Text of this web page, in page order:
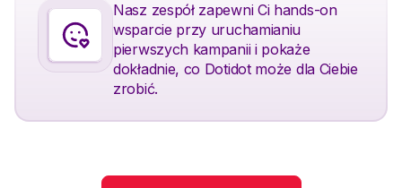
Nasz zespół zapewni Ci hands-on
wsparcie przy uruchamianiu
pierwszych kampanii i pokaże
dokładnie, co Dotidot może dla Ciebie
zrobić.